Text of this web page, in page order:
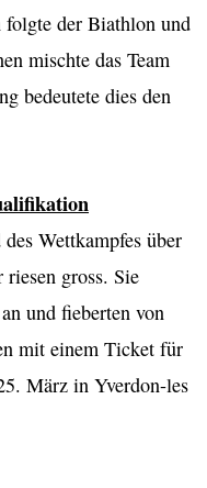
folgte der Biathlon und
mischte das Team
bedeutete dies den
Wettkampfes über
riesen gross. Sie
und fieberten von
mit einem Ticket für
März in Yverdon-les